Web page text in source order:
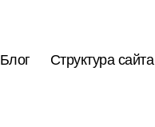
Блог Структура сайта